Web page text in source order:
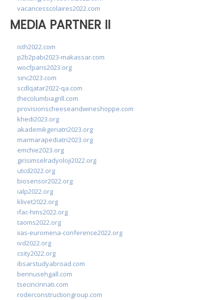
vacancesscolaires2022.com
MEDIA PARTNER II
isth2022.com
p2b2pabi2023-makassar.com
wocfparis2023.org
sinc2023.com
scdlqatar2022-qa.com
thecolumbiagrill.com
provisionscheeseandwineshoppe.com
khedi2023.org
akademikgeriatri2023.org
marmarapediatri2023.org
emchie2023.org
girisimselradyoloji2022.org
utcd2022.org
biosensor2022.org
ialp2022.org
klivet2022.org
ifac-hms2022.org
taoms2022.org
iias-euromena-conference2022.org
ivd2022.org
csity2022.org
ibsarstudyabroad.com
bennusehgall.com
tsecincinnati.com
roderconstructiongroup.com